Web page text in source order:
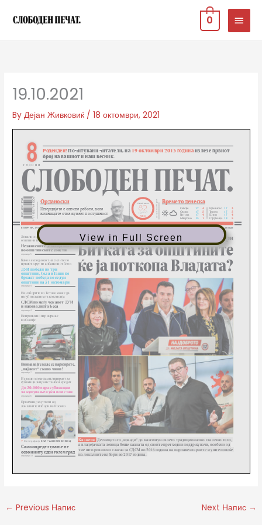
MAIN
0
19.10.2021
ByДејан Живковиќ /18 октомври, 2021
View in Full Screen
← Previous Напис Next Напис →